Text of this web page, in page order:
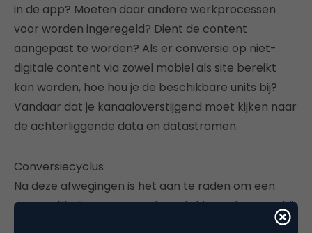
in de app? Moeten daar andere werkprocessen
voor worden ingeregeld? Dient de content
aangepast te worden? Als er conversie op niet-
digitale content via zowel mobiel als site bereikt
kan worden, hoe hou je de beschikbare units bij?
Vandaar dat je kanaaloverstijgend moet kijken naar
de achterliggende data en datastromen.
Conversiecyclus
Na deze afwegingen is het aan te raden om een
soortgelijk diagram te maken als hieronder, waarbij
de volledige cyclus die je klant doormaakt in kaart